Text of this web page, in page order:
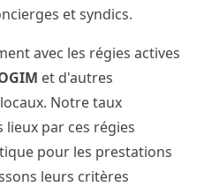
et syndics.
avec les régies actives
et d'autres
Notre taux
lieux par ces régies
pour les prestations
leurs critères